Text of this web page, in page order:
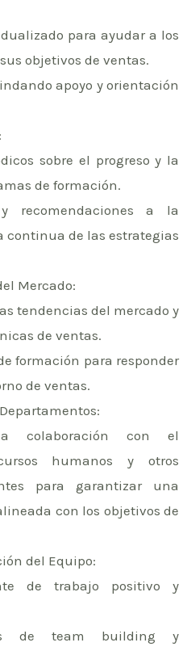
para ayudar a los
objetivos de ventas.
apoyo y orientación
sobre el progreso y la
de formación.
recomendaciones a la
continua de las estrategias
Mercado:
tendencias del mercado y
de ventas.
formación para responder
de ventas.
colaboración con el
humanos y otros
para garantizar una
con los objetivos de
del Equipo:
de trabajo positivo y
de team building y